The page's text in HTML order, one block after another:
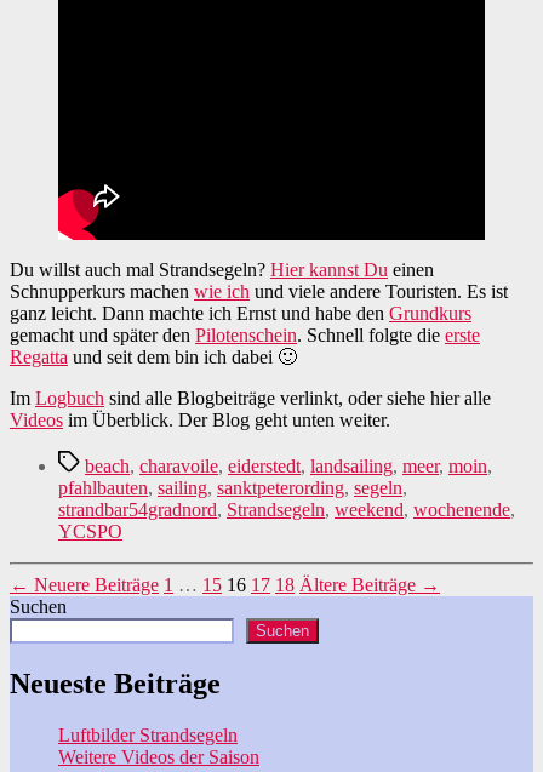
Du willst auch mal Strandsegeln? Hier kannst Du einen
Schnupperkurs machen wie ich und viele andere Touristen. Es ist
ganz leicht. Dann machte ich Ernst und habe den Grundkurs
gemacht und später den Pilotenschein. Schnell folgte die erste
Regatta und seit dem bin ich dabei 🙂
Im Logbuch sind alle Blogbeiträge verlinkt, oder siehe hier alle
Videos im Überblick. Der Blog geht unten weiter.
Schlagwörter
beach, charavoile, eiderstedt, landsailing, meer, moin,
pfahlbauten, sailing, sanktpeterording, segeln,
strandbar54gradnord, Strandsegeln, weekend, wochenende,
YCSPO
Seitennummerierung
der
Beiträge
← Neuere Beiträge 1 … 15 16 17 18 Ältere Beiträge →
Suchen
Suchen
Neueste Beiträge
Luftbilder Strandsegeln
Weitere Videos der Saison